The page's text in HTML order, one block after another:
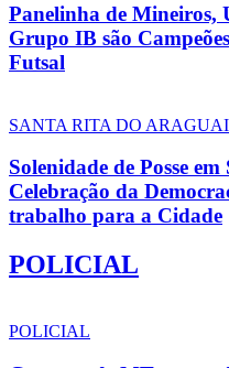
Panelinha de Mineiros,
Grupo IB são
Futsal
SANTA RITA DO
Solenidade de Posse
Celebração da
trabalho para a Cidade
POLICIAL
POLICIAL